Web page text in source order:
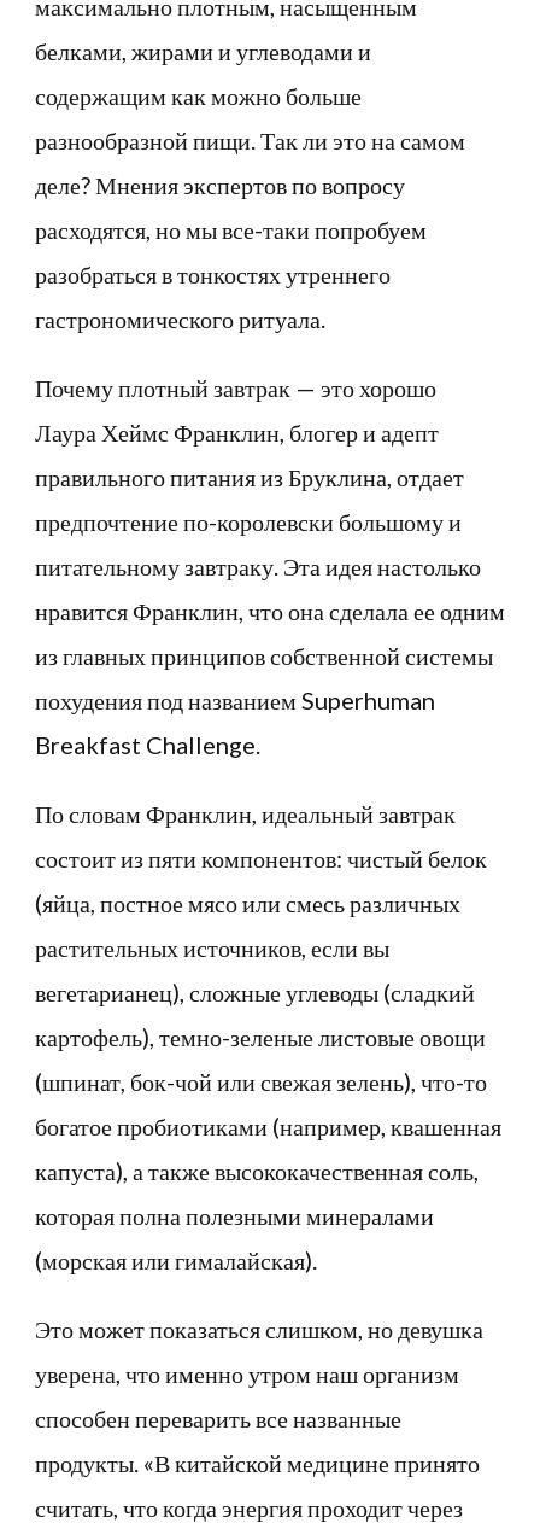
максимально плотным, насыщенным
белками, жирами и углеводами и
содержащим как можно больше
разнообразной пищи. Так ли это на самом
деле? Мнения экспертов по вопросу
расходятся, но мы все-таки попробуем
разобраться в тонкостях утреннего
гастрономического ритуала.
Почему плотный завтрак — это хорошо
Лаура Хеймс Франклин, блогер и адепт
правильного питания из Бруклина, отдает
предпочтение по-королевски большому и
питательному завтраку. Эта идея настолько
нравится Франклин, что она сделала ее одним
из главных принципов собственной системы
похудения под названием Superhuman
Breakfast Challenge.
По словам Франклин, идеальный завтрак
состоит из пяти компонентов: чистый белок
(яйца, постное мясо или смесь различных
растительных источников, если вы
вегетарианец), сложные углеводы (сладкий
картофель), темно-зеленые листовые овощи
(шпинат, бок-чой или свежая зелень), что-то
богатое пробиотиками (например, квашенная
капуста), а также высококачественная соль,
которая полна полезными минералами
(морская или гималайская).
Это может показаться слишком, но девушка
уверена, что именно утром наш организм
способен переварить все названные
продукты. «В китайской медицине принято
считать, что когда энергия проходит через